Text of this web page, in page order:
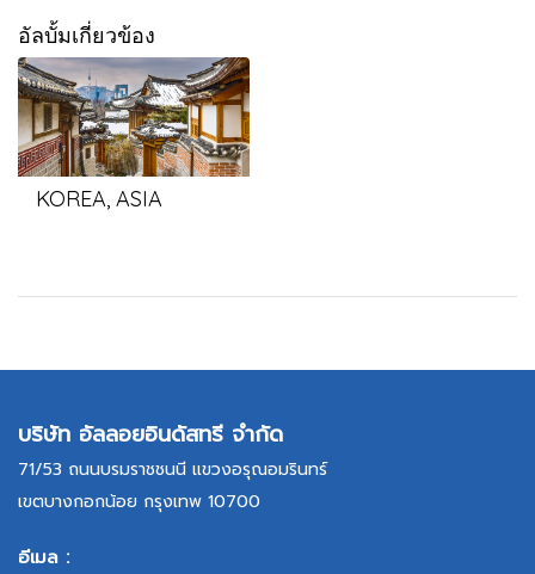
อัลบั้มเกี่ยวข้อง
KOREA, ASIA
บริษัท อัลลอยอินดัสทรี จำกัด
71/53 ถนนบรมราชชนนี แขวงอรุณอมรินทร์
เขตบางกอกน้อย กรุงเทพ 10700
อีเมล :